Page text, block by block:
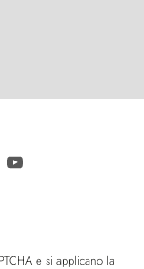
e si applicano la